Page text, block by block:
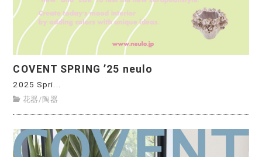
COVENT SPRING ’25 neulo
2025 Spri...
花器 /陶器